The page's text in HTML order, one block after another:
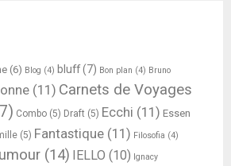
(6) Blog (4) bluff(7) Bon plan (4) Bruno
(11) Carnets de Voyages
Combo (5) Draft (5) Ecchi (11) Essen
(5) Fantastique (11) Filosofia (4)
(14) IELLO (10) Ignacy